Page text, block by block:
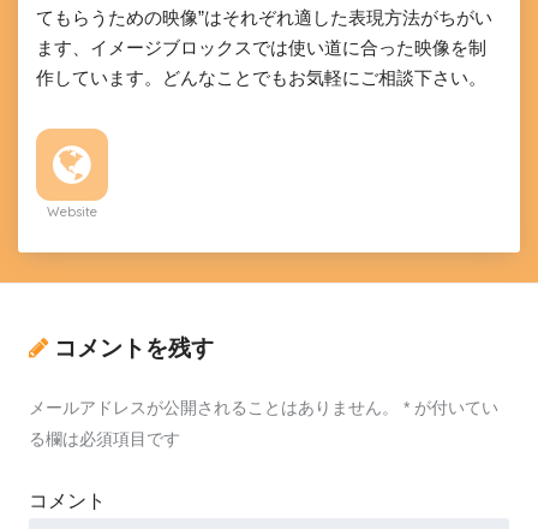
てもらうための映像”はそれぞれ適した表現方法がちがい
ます、イメージブロックスでは使い道に合った映像を制
作しています。どんなことでもお気軽にご相談下さい。
Website
コメントを残す
メールアドレスが公開されることはありません。 * が付いてい
る欄は必須項目です
コメント